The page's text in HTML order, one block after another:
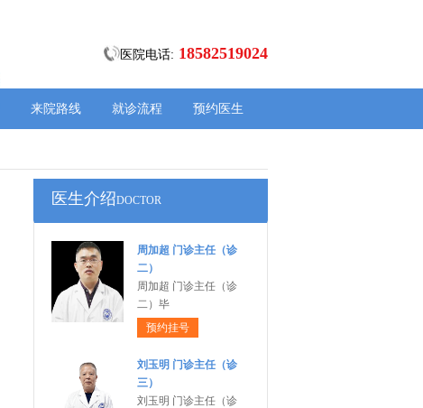
医院电话: 18582519024
来院路线 就诊流程 预约医生
医生介绍DOCTOR
周加超 门诊主任（诊
二）
周加超 门诊主任（诊
二）毕
预约挂号
刘玉明 门诊主任（诊
三）
刘玉明 门诊主任（诊